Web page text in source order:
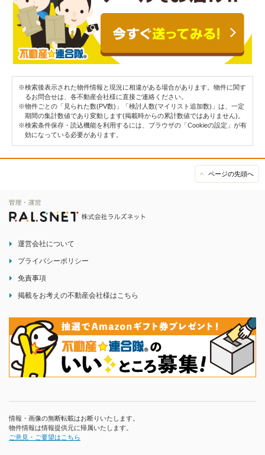
※検索後表示された物件情報と現況に相違がある場合があります。物件に関す
るお問合せは、各不動産会社様に直接ご連絡ください。
※物件ごとの「見られた数(PV数)」「検討人数(マイリスト追加数)」は、一定
期間の集計数値であり変動します(掲載時からの累計数値ではありません)。
※検索条件保存・読込機能を利用するには、ブラウザの「Cookieの設定」が有
効になっている必要があります。
ページの先頭へ
運営会社について
プライバシーポリシー
免責事項
掲載をお考えの不動産会社様はこちら
情報・画像の無断転載はお断りいたします。
物件情報は情報提供元に帰属いたします。
ご意見・ご要望はこちら